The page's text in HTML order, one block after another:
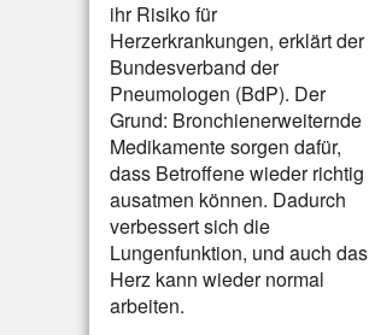
ihr Risiko für
Herzerkrankungen, erklärt der
Bundesverband der
Pneumologen (BdP). Der
Grund: Bronchienerweiternde
Medikamente sorgen dafür,
dass Betroffene wieder richtig
ausatmen können. Dadurch
verbessert sich die
Lungenfunktion, und auch das
Herz kann wieder normal
arbeiten.